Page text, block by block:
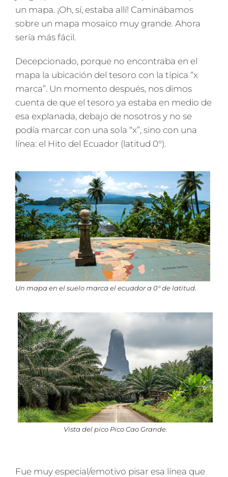
un mapa. ¡Oh, sí, estaba allí! Caminábamos
sobre un mapa mosaico muy grande. Ahora
sería más fácil.
Decepcionado, porque no encontraba en el
mapa la ubicación del tesoro con la típica “x
marca”. Un momento después, nos dimos
cuenta de que el tesoro ya estaba en medio de
esa explanada, debajo de nosotros y no se
podía marcar con una sola “x”, sino con una
línea: el Hito del Ecuador (latitud 0°).
Un mapa en el suelo marca el ecuador a 0° de latitud.
Vista del pico Pico Cao Grande.
Fue muy especial/emotivo pisar esa línea que